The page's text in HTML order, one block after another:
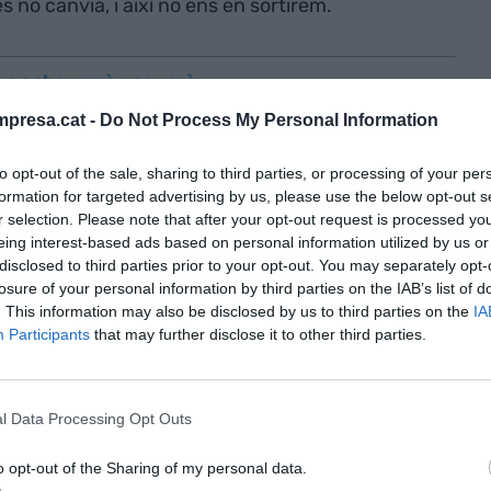
- Do Not Process My Personal Information
opt-out of the sale, sharing to third parties, or processing of your
for targeted advertising by us, please use the below opt-out
selection. Please note that after your opt-out request is processed
interest-based ads based on personal information utilized by us
to third parties prior to your opt-out. You may separately
of your personal information by third parties on the IAB’s list of
This information may also be disclosed by us to third parties on the
Participants that may further disclose it to other third parties.
Data Processing Opt Outs
opt-out of the Sharing of my personal data.
no canvia, i així no ens en sortirem.
saber què passarà
un 2%. Durant 117.000 anys va haver-hi
fregant l'extinció. Ens vàrem començar a
vàrem arribar als 30.000. Ara som més de
Kotler i la tecnologia
= Organització Vella i Cara)